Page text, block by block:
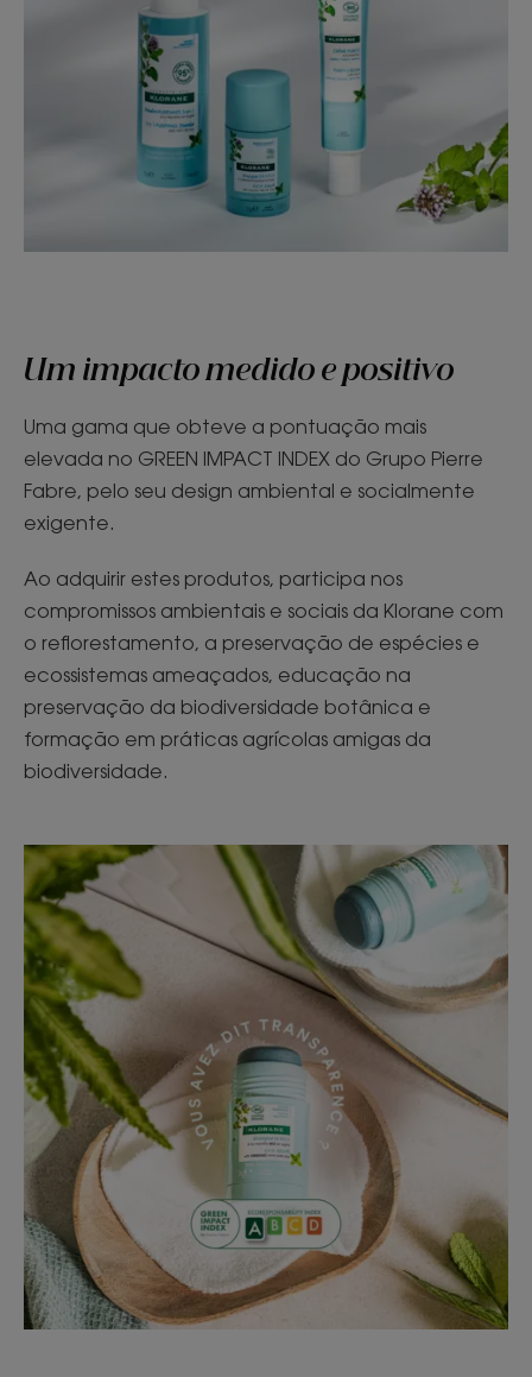
Um impacto medido e positivo
Uma gama que obteve a pontuação mais
elevada no GREEN IMPACT INDEX do Grupo Pierre
Fabre, pelo seu design ambiental e socialmente
exigente.
Ao adquirir estes produtos, participa nos
compromissos ambientais e sociais da Klorane com
o reflorestamento, a preservação de espécies e
ecossistemas ameaçados, educação na
preservação da biodiversidade botânica e
formação em práticas agrícolas amigas da
biodiversidade.